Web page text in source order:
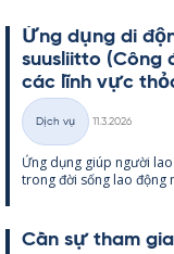
Ứng dụng di
suus­liitto (Công
các lĩnh vực
Thể
loại
Dịch vụ
11.3.2026
Ứng dụng giúp người
trong đời sống lao động
Cần sự tham